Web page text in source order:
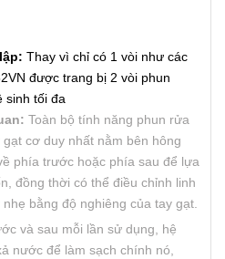
Thay vì chỉ có 1 vòi như các
được trang bị 2 vòi phun
sinh tối đa
Toàn bộ tính năng phun rửa
cơ duy nhất nằm bên hông
phía trước hoặc phía sau để lựa
đồng thời có thể điều chỉnh linh
bằng độ nghiêng của tay gạt.
và sau mỗi lần sử dụng, hệ
nước để làm sạch chính nó,